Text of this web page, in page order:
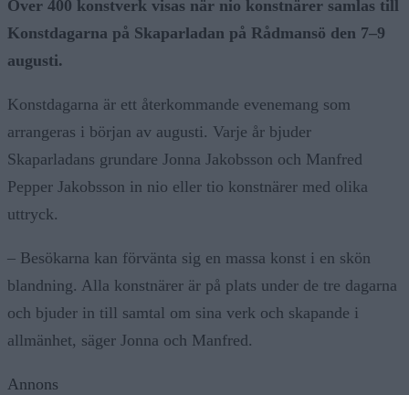
Över 400 konstverk visas när nio konstnärer samlas till
Konstdagarna på Skaparladan på Rådmansö den 7–9
augusti.
Konstdagarna är ett återkommande evenemang som
arrangeras i början av augusti. Varje år bjuder
Skaparladans grundare Jonna Jakobsson och Manfred
Pepper Jakobsson in nio eller tio konstnärer med olika
uttryck.
– Besökarna kan förvänta sig en massa konst i en skön
blandning. Alla konstnärer är på plats under de tre dagarna
och bjuder in till samtal om sina verk och skapande i
allmänhet, säger Jonna och Manfred.
Annons